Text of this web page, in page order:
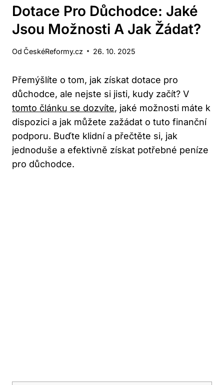
Dotace Pro Důchodce: Jaké
Jsou Možnosti A Jak Žádat?
Od ČeskéReformy.cz 26. 10. 2025
Přemýšlíte o tom, jak získat dotace pro
důchodce, ale nejste si jisti, kudy začít? V
tomto článku se dozvíte, jaké možnosti máte k
dispozici a jak můžete zažádat o tuto finanční
podporu. Buďte klidní a přečtěte si, jak
jednoduše a efektivně získat potřebné peníze
pro důchodce.